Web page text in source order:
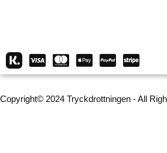
Copyright© 2024 Tryckdrottningen - All